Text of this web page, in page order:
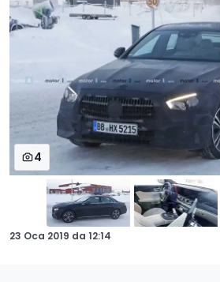
4
23 Oca 2019 da 12:14